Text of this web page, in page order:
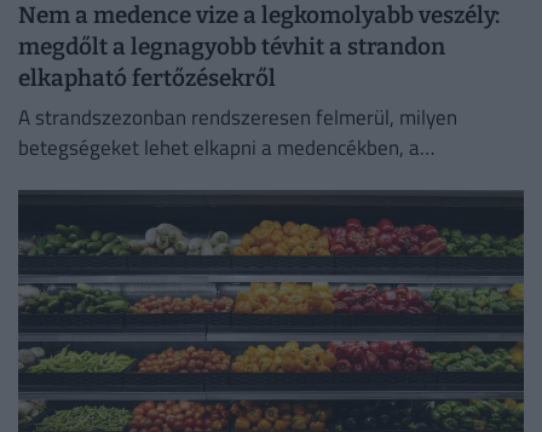
Nem a medence vize a legkomolyabb veszély:
megdőlt a legnagyobb tévhit a strandon
elkapható fertőzésekről
A strandszezonban rendszeresen felmerül, milyen
betegségeket lehet elkapni a medencékben, a